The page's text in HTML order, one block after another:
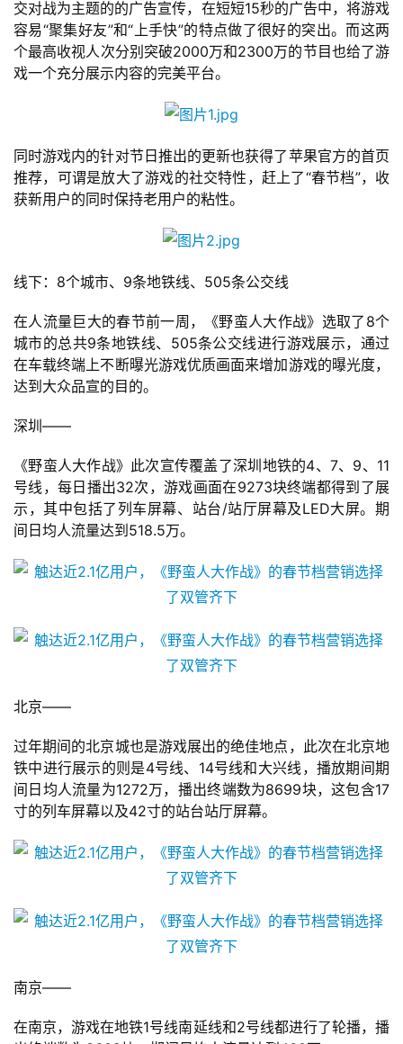
首
页
茶
戏
业
界
手
机
游
戏
交对战为主题的的广告宣传，在短短15秒的广告中，将游戏
容易“聚集好友”和“上手快”的特点做了很好的突出。而这两
个最高收视人次分别突破2000万和2300万的节目也给了游
戏一个充分展示内容的完美平台。
同时游戏内的针对节日推出的更新也获得了苹果官方的首页
推荐，可谓是放大了游戏的社交特性，赶上了“春节档”，收
获新用户的同时保持老用户的粘性。
线下：8个城市、9条地铁线、505条公交线
在人流量巨大的春节前一周，《野蛮人大作战》选取了8个
城市的总共9条地铁线、505条公交线进行游戏展示，通过
在车载终端上不断曝光游戏优质画面来增加游戏的曝光度，
达到大众品宣的目的。
深圳——
《野蛮人大作战》此次宣传覆盖了深圳地铁的4、7、9、11
号线，每日播出32次，游戏画面在9273块终端都得到了展
示，其中包括了列车屏幕、站台/站厅屏幕及LED大屏。期
间日均人流量达到518.5万。
北京——
过年期间的北京城也是游戏展出的绝佳地点，此次在北京地
铁中进行展示的则是4号线、14号线和大兴线，播放期间期
间日均人流量为1272万，播出终端数为8699块，这包含17
寸的列车屏幕以及42寸的站台站厅屏幕。
南京——
在南京，游戏在地铁1号线南延线和2号线都进行了轮播，播